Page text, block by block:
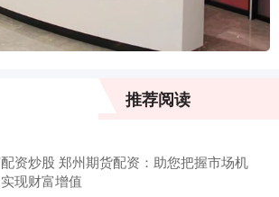
推荐阅读
资炒股 郑州期货配资：助您把握市场机
现财富增值